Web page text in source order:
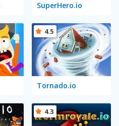
SuperHero.io
Tornado.io
4.5
4.3